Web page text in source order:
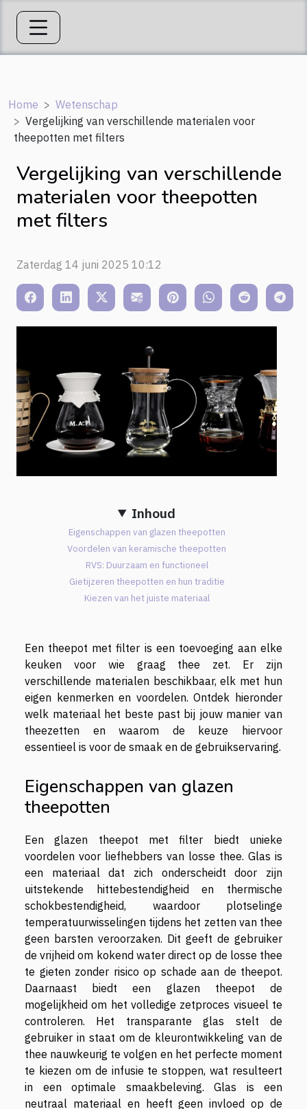
Home
Wetenschap
Vergelijking van verschillende materialen voor
theepotten met filters
Vergelijking van verschillende
materialen voor theepotten
met filters
Zaterdag 14 juni 2025 10:12
Inhoud
Eigenschappen van glazen theepotten
Voordelen van keramische theepotten
RVS: Duurzaam en functioneel
Gietijzeren theepotten en hun traditie
Kiezen van het juiste materiaal
Een theepot met filter is een toevoeging aan elke
keuken voor wie graag thee zet. Er zijn
verschillende materialen beschikbaar, elk met hun
eigen kenmerken en voordelen. Ontdek hieronder
welk materiaal het beste past bij jouw manier van
theezetten en waarom de keuze hiervoor
essentieel is voor de smaak en de gebruikservaring.
Eigenschappen van glazen
theepotten
Een glazen theepot met filter biedt unieke
voordelen voor liefhebbers van losse thee. Glas is
een materiaal dat zich onderscheidt door zijn
uitstekende hittebestendigheid en thermische
schokbestendigheid, waardoor plotselinge
temperatuurwisselingen tijdens het zetten van thee
geen barsten veroorzaken. Dit geeft de gebruiker
de vrijheid om kokend water direct op de losse thee
te gieten zonder risico op schade aan de theepot.
Daarnaast biedt een glazen theepot de
mogelijkheid om het volledige zetproces visueel te
controleren. Het transparante glas stelt de
gebruiker in staat om de kleurontwikkeling van de
thee nauwkeurig te volgen en het perfecte moment
te kiezen om de infusie te stoppen, wat resulteert
in een optimale smaakbeleving. Glas is een
neutraal materiaal en heeft geen invloed op de